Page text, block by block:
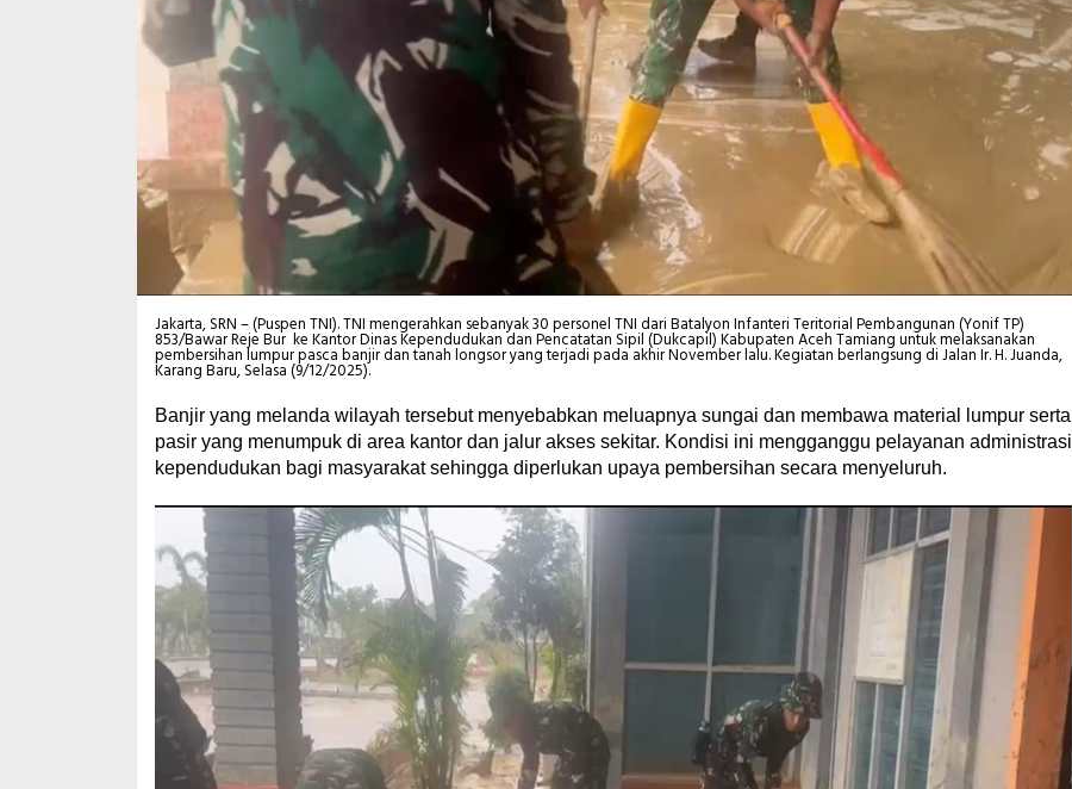
Jakarta, SRN – (Puspen TNI). TNI mengerahkan sebanyak 30 personel TNI dari Batalyon Infanteri Teritorial Pembangunan (Yonif TP)
853/Bawar Reje Bur ke Kantor Dinas Kependudukan dan Pencatatan Sipil (Dukcapil) Kabupaten Aceh Tamiang untuk melaksanakan
pembersihan lumpur pasca banjir dan tanah longsor yang terjadi pada akhir November lalu. Kegiatan berlangsung di Jalan Ir. H. Juanda,
Karang Baru, Selasa (9/12/2025).
Banjir yang melanda wilayah tersebut menyebabkan meluapnya sungai dan membawa material lumpur serta
pasir yang menumpuk di area kantor dan jalur akses sekitar. Kondisi ini mengganggu pelayanan administrasi
kependudukan bagi masyarakat sehingga diperlukan upaya pembersihan secara menyeluruh.